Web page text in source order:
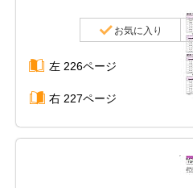
お気に入り
左 226ページ
右 227ページ